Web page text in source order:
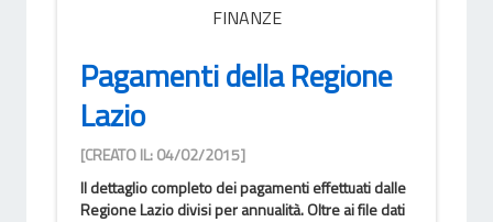
FINANZE
Pagamenti della Regione
Lazio
[CREATO IL: 04/02/2015]
Il dettaglio completo dei pagamenti effettuati dalle
Regione Lazio divisi per annualità. Oltre ai file dati